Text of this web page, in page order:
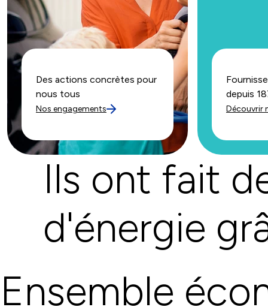
Des actions concrètes pour
nous tous
Nos engagements
depuis
Découvrir
Ils ont fait
d'énergie
Ensemble